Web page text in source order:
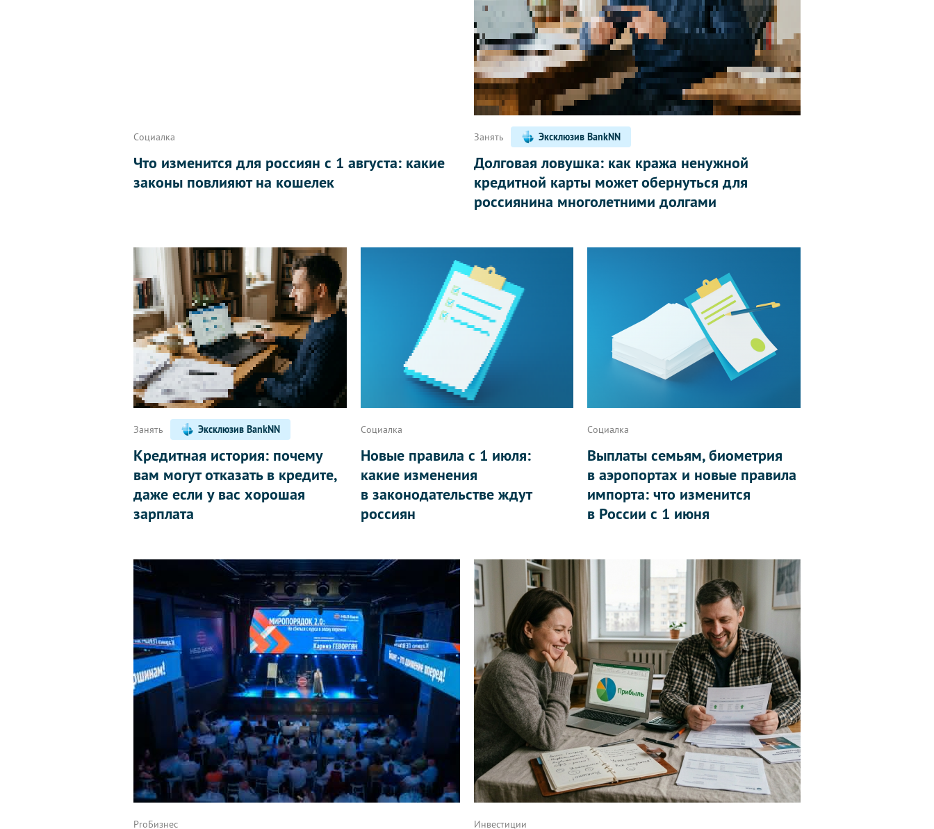
Социалка
Что изменится для россиян с 1 августа: какие
законы повлияют на кошелек
Занять Эксклюзив BankNN
Долговая ловушка: как кража ненужной
кредитной карты может обернуться для
россиянина многолетними долгами
Занять Эксклюзив BankNN
Кредитная история: почему
вам могут отказать в кредите,
даже если у вас хорошая
зарплата
Социалка
Новые правила с 1 июля:
какие изменения
в законодательстве ждут
россиян
Социалка
Выплаты семьям, биометрия
в аэропортах и новые правила
импорта: что изменится
в России с 1 июня
ProБизнес Инвестиции